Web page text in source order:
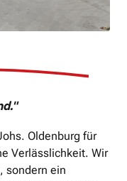
Oldenburg für
Verlässlichkeit. Wir
sondern ein